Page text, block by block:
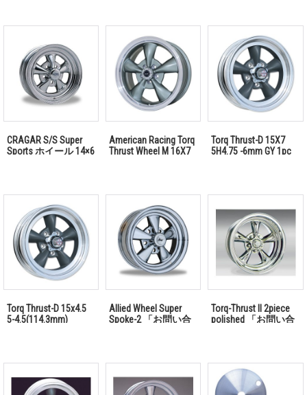
CRAGAR S/S Super
Sports ホイール 14×6
American Racing Torq
Thrust Wheel M 16X7
Torq Thrust-D 15X7
5H4.75 -6mm GY 1pc
Torq Thrust-D 15x4.5
5-4.5(114.3mm)
Allied Wheel Super
Spoke-2 「お問い合
Torq-Thrust II 2piece
polished 「お問い合